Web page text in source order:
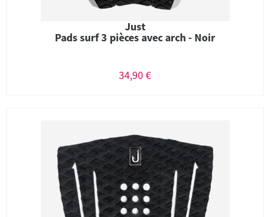
Just
Pads surf 3 pièces avec arch - Noir
34,90 €